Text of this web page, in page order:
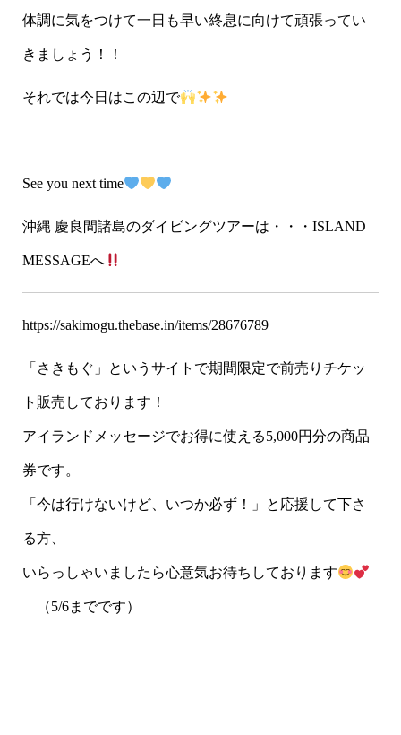
体調に気をつけて一日も早い終息に向けて頑張ってい
きましょう！！
それでは今日はこの辺で
See you next time
沖縄 慶良間諸島のダイビングツアーは・・・ISLAND
MESSAGEへ
https://sakimogu.thebase.in/items/28676789
「さきもぐ」というサイトで期間限定で前売りチケッ
ト販売しております！
アイランドメッセージでお得に使える5,000円分の商品
券です。
「今は行けないけど、いつか必ず！」と応援して下さ
る方、
いらっしゃいましたら心意気お待ちしております
（5/6までです）